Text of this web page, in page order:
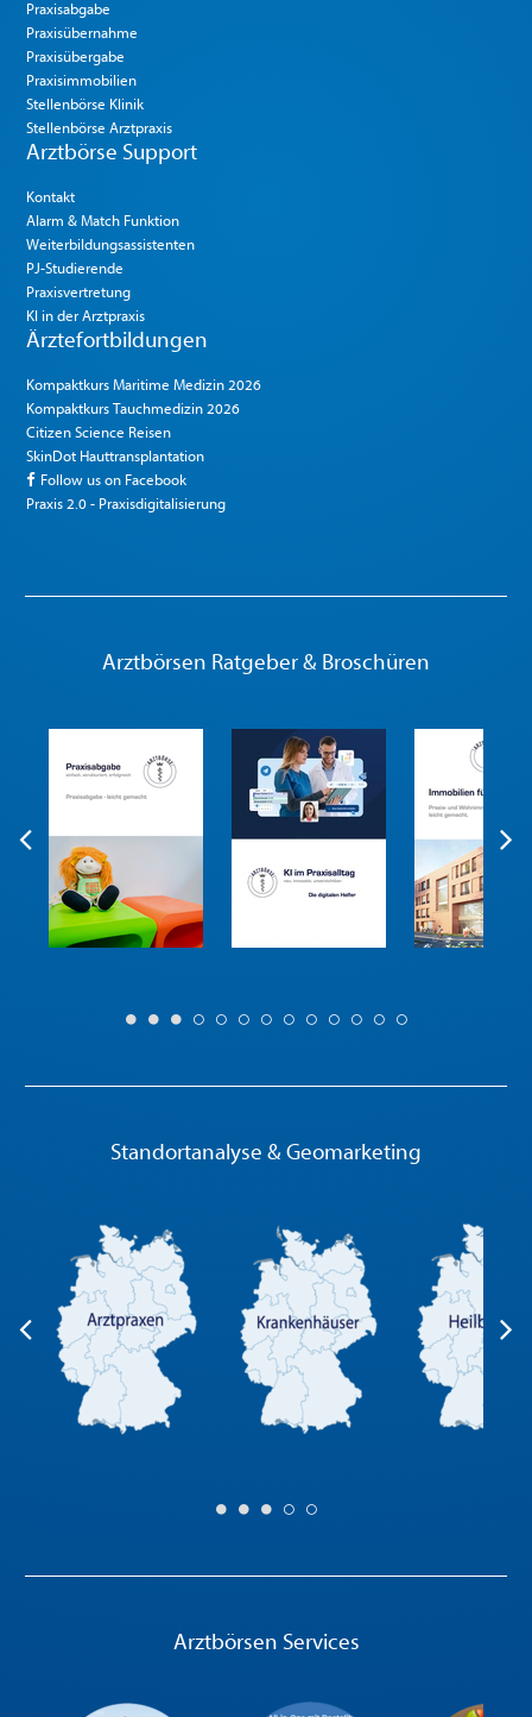
Praxisabgabe
Praxisübernahme
Praxisübergabe
Praxisimmobilien
Stellenbörse Klinik
Stellenbörse Arztpraxis
Arztbörse Support
Kontakt
Alarm & Match Funktion
Weiterbildungsassistenten
PJ-Studierende
Praxisvertretung
KI in der Arztpraxis
Ärztefortbildungen
Kompaktkurs Maritime Medizin 2026
Kompaktkurs Tauchmedizin 2026
Citizen Science Reisen
SkinDot Hauttransplantation
Follow us on Facebook
Praxis 2.0 - Praxisdigitalisierung
Arztbörsen Ratgeber & Broschüren
Standortanalyse & Geomarketing
Arztbörsen Services